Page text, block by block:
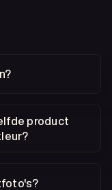
product